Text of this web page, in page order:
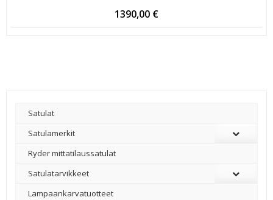
1390,00 €
Satulat
Satulamerkit
Ryder mittatilaussatulat
Satulatarvikkeet
–
Lampaankarvatuotteet